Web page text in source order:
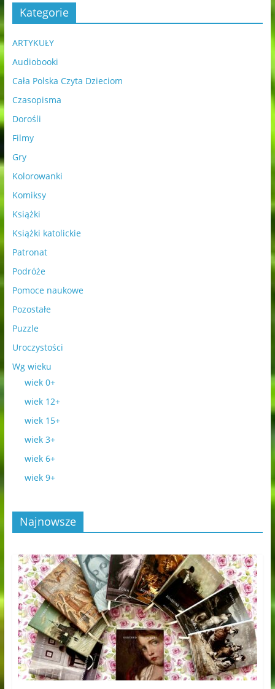
Kategorie
ARTYKUŁY
Audiobooki
Cała Polska Czyta Dzieciom
Czasopisma
Dorośli
Filmy
Gry
Kolorowanki
Komiksy
Książki
Książki katolickie
Patronat
Podróże
Pomoce naukowe
Pozostałe
Puzzle
Uroczystości
Wg wieku
wiek 0+
wiek 12+
wiek 15+
wiek 3+
wiek 6+
wiek 9+
Najnowsze